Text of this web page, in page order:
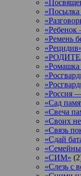
«Посылка
«Ребенок
«Ремень
«Ромашка
«Россия
«Сад
«Свеча
«Своих
«Связь
«Сдай
«СИМ»
«Слезь с